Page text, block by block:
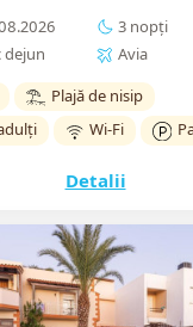
3 nopți
dejun
Avia
Plajă de nisip
Wi-Fi
Detalii